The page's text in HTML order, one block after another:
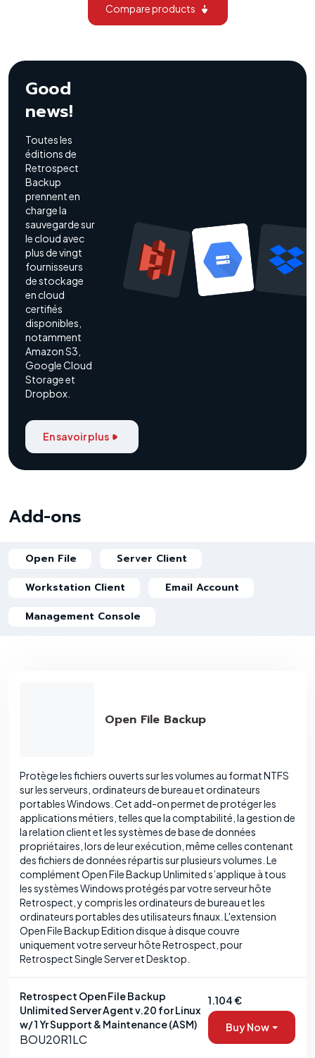
Compare products
Good
news!
Toutes les
éditions de
Retrospect
Backup
prennent en
charge la
sauvegarde sur
le cloud avec
plus de vingt
fournisseurs
de stockage
en cloud
certifiés
disponibles,
notamment
Amazon S3,
Google Cloud
Storage et
Dropbox.
En savoir plus
Add-ons
Open File
Server Client
Workstation Client
Email Account
Management Console
Open File Backup
Protège les fichiers ouverts sur les volumes au format NTFS
sur les serveurs, ordinateurs de bureau et ordinateurs
portables Windows. Cet add-on permet de protéger les
applications métiers, telles que la comptabilité, la gestion de
la relation client et les systèmes de base de données
propriétaires, lors de leur exécution, même celles contenant
des fichiers de données répartis sur plusieurs volumes. Le
complément Open File Backup Unlimited s’applique à tous
les systèmes Windows protégés par votre serveur hôte
Retrospect, y compris les ordinateurs de bureau et les
ordinateurs portables des utilisateurs finaux. L'extension
Open File Backup Edition disque à disque couvre
uniquement votre serveur hôte Retrospect, pour
Retrospect Single Server et Desktop.
Retrospect Open File Backup
Unlimited Server Agent v.20 for Linux
w/ 1 Yr Support & Maintenance (ASM)
BOU20R1LC
1.104 €
Buy Now